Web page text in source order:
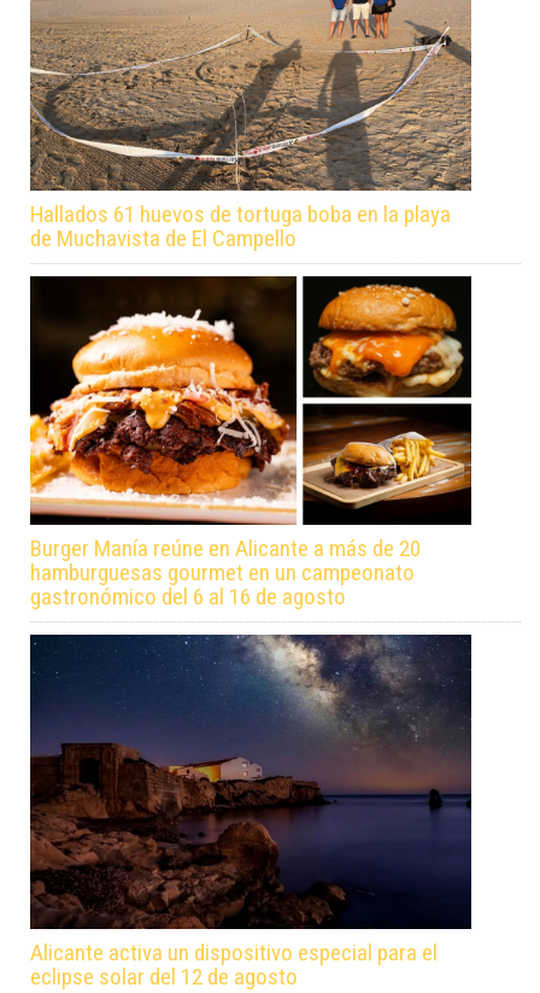
Hallados 61 huevos de tortuga boba en la playa
de Muchavista de El Campello
Burger Manía reúne en Alicante a más de 20
hamburguesas gourmet en un campeonato
gastronómico del 6 al 16 de agosto
Alicante activa un dispositivo especial para el
eclipse solar del 12 de agosto